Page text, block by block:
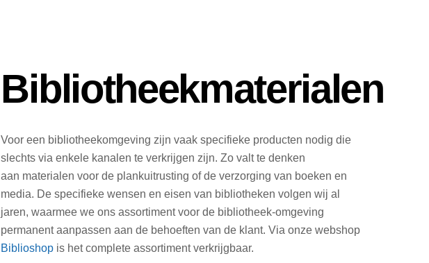
Bibliotheekmaterialen
Voor een bibliotheekomgeving zijn vaak specifieke producten nodig die
slechts via enkele kanalen te verkrijgen zijn. Zo valt te denken
aan materialen voor de plankuitrusting of de verzorging van boeken en
media. De specifieke wensen en eisen van bibliotheken volgen wij al
jaren, waarmee we ons assortiment voor de bibliotheek-omgeving
permanent aanpassen aan de behoeften van de klant. Via onze webshop
Biblioshop is het complete assortiment verkrijgbaar.